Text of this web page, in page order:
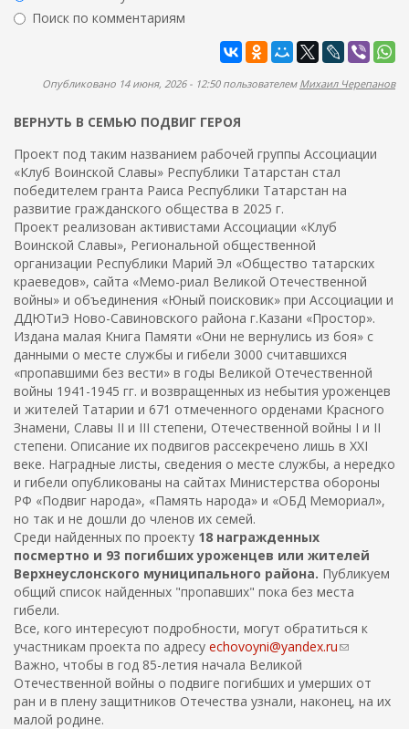
р
и
с
к
а
Поиск по комментариям
Опубликовано 14 июня, 2026 - 12:50 пользователем Михаил Черепанов
ВЕРНУТЬ В СЕМЬЮ ПОДВИГ ГЕРОЯ
Проект под таким названием рабочей группы Ассоциации
«Клуб Воинской Славы» Республики Татарстан стал
победителем гранта Раиса Республики Татарстан на
развитие гражданского общества в 2025 г.
Проект реализован активистами Ассоциации «Клуб
Воинской Славы», Региональной общественной
организации Республики Марий Эл «Общество татарских
краеведов», сайта «Мемо-риал Великой Отечественной
войны» и объединения «Юный поисковик» при Ассоциации и
ДДЮТиЭ Ново-Савиновского района г.Казани «Простор».
Издана малая Книга Памяти «Они не вернулись из боя» с
данными о месте службы и гибели 3000 считавшихся
«пропавшими без вести» в годы Великой Отечественной
войны 1941-1945 гг. и возвращенных из небытия уроженцев
и жителей Татарии и 671 отмеченного орденами Красного
Знамени, Славы II и III степени, Отечественной войны I и II
степени. Описание их подвигов рассекречено лишь в XXI
веке. Наградные листы, сведения о месте службы, а нередко
и гибели опубликованы на сайтах Министерства обороны
РФ «Подвиг народа», «Память народа» и «ОБД Мемориал»,
но так и не дошли до членов их семей.
Среди найденных по проекту 18 награжденных
посмертно и 93 погибших уроженцев или жителей
Верхнеуслонского муниципального района. Публикуем
общий список найденных "пропавших" пока без места
гибели.
Все, кого интересуют подробности, могут обратиться к
участникам проекта по адресу echovoyni@yandex.ru(
с
ы
Важно, чтобы в год 85-летия начала Великой
Отечественной войны о подвиге погибших и умерших от
ран и в плену защитников Отечества узнали, наконец, на их
малой родине.